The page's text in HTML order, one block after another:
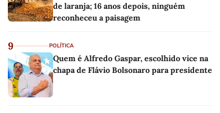
de laranja; 16 anos depois, ninguém
reconheceu a paisagem
9 POLÍTICA
Quem é Alfredo Gaspar, escolhido vice na
chapa de Flávio Bolsonaro para presidente